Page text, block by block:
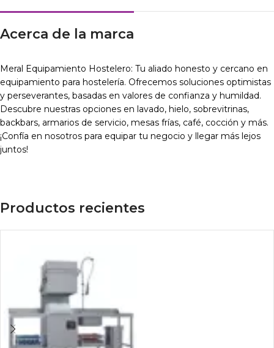
Acerca de la marca
Meral Equipamiento Hostelero: Tu aliado honesto y cercano en
equipamiento para hostelería. Ofrecemos soluciones optimistas
y perseverantes, basadas en valores de confianza y humildad.
Descubre nuestras opciones en lavado, hielo, sobrevitrinas,
backbars, armarios de servicio, mesas frías, café, cocción y más.
¡Confía en nosotros para equipar tu negocio y llegar más lejos
juntos!
Productos recientes